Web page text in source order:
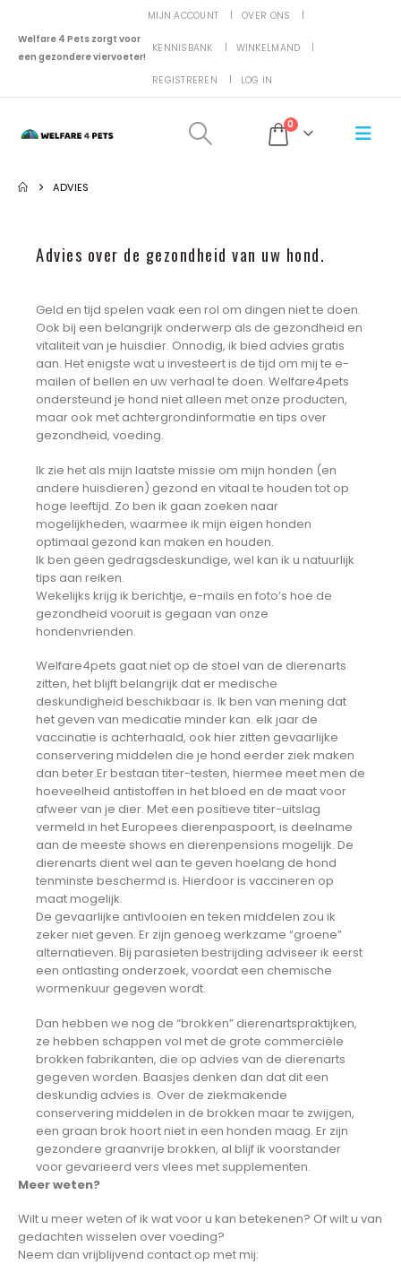
Welfare 4 Pets zorgt voor
een gezondere viervoeter!
MIJN ACCOUNT OVER ONS
KENNISBANK WINKELMAND
REGISTREREN LOG IN
0
ADVIES
Advies over de gezondheid van uw hond.
Geld en tijd spelen vaak een rol om dingen niet te doen.
Ook bij een belangrijk onderwerp als de gezondheid en
vitaliteit van je huisdier. Onnodig, ik bied advies gratis
aan. Het enigste wat u investeert is de tijd om mij te e-
mailen of bellen en uw verhaal te doen. Welfare4pets
ondersteund je hond niet alleen met onze producten,
maar ook met achtergrondinformatie en tips over
gezondheid, voeding.
Ik zie het als mijn laatste missie om mijn honden (en
andere huisdieren) gezond en vitaal te houden tot op
hoge leeftijd. Zo ben ik gaan zoeken naar
mogelijkheden, waarmee ik mijn eigen honden
optimaal gezond kan maken en houden.
Ik ben geen gedragsdeskundige, wel kan ik u natuurlijk
tips aan reiken.
Wekelijks krijg ik berichtje, e-mails en foto’s hoe de
gezondheid vooruit is gegaan van onze
hondenvrienden.
Welfare4pets gaat niet op de stoel van de dierenarts
zitten, het blijft belangrijk dat er medische
deskundigheid beschikbaar is. Ik ben van mening dat
het geven van medicatie minder kan. elk jaar de
vaccinatie is achterhaald, ook hier zitten gevaarlijke
conservering middelen die je hond eerder ziek maken
dan beter.Er bestaan titer-testen, hiermee meet men de
hoeveelheid antistoffen in het bloed en de maat voor
afweer van je dier. Met een positieve titer-uitslag
vermeld in het Europees dierenpaspoort, is deelname
aan de meeste shows en dierenpensions mogelijk. De
dierenarts dient wel aan te geven hoelang de hond
tenminste beschermd is. Hierdoor is vaccineren op
maat mogelijk.
De gevaarlijke antivlooien en teken middelen zou ik
zeker niet geven. Er zijn genoeg werkzame “groene”
alternatieven. Bij parasieten bestrijding adviseer ik eerst
een ontlasting onderzoek, voordat een chemische
wormenkuur gegeven wordt.
Dan hebben we nog de “brokken” dierenartspraktijken,
ze hebben schappen vol met de grote commerciële
brokken fabrikanten, die op advies van de dierenarts
gegeven worden. Baasjes denken dan dat dit een
deskundig advies is. Over de ziekmakende
conservering middelen in de brokken maar te zwijgen,
een graan brok hoort niet in een honden maag. Er zijn
gezondere graanvrije brokken, al blijf ik voorstander
voor gevarieerd vers vlees met supplementen.
Meer weten?
Wilt u meer weten of ik wat voor u kan betekenen? Of wilt u van
gedachten wisselen over voeding?
Neem dan vrijblijvend contact op met mij: